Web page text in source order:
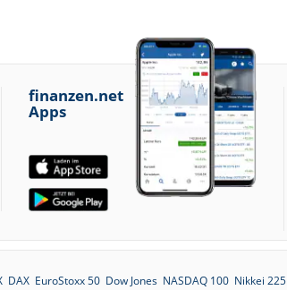
finanzen.net
Apps
DAX EuroStoxx 50 Dow Jones NASDAQ 100 Nikkei 225